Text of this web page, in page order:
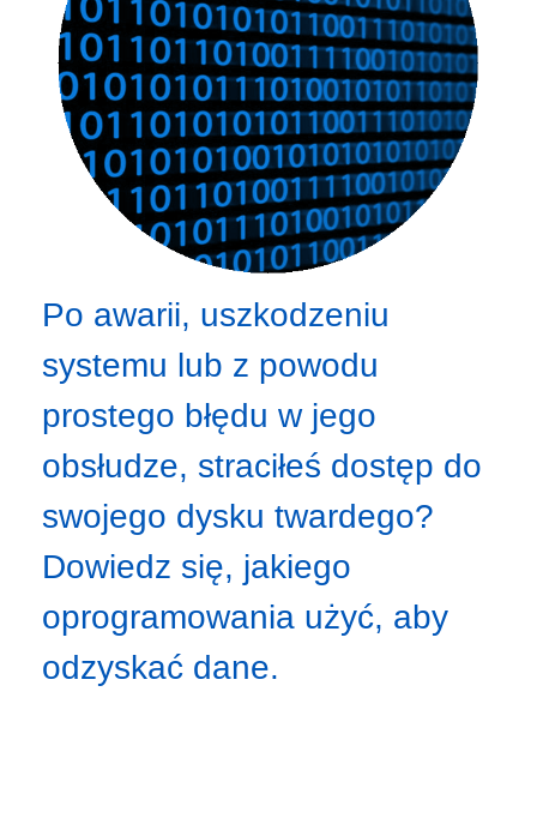
Po awarii, uszkodzeniu
systemu lub z powodu
prostego błędu w jego
obsłudze, straciłeś dostęp do
swojego dysku twardego?
Dowiedz się, jakiego
oprogramowania użyć, aby
odzyskać dane.